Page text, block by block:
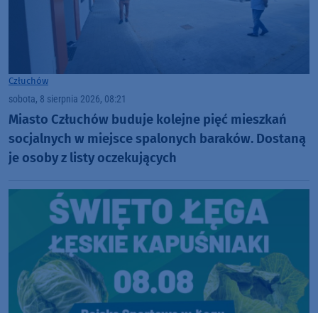
Człuchów
sobota, 8 sierpnia 2026, 08:21
Miasto Człuchów buduje kolejne pięć mieszkań
socjalnych w miejsce spalonych baraków. Dostaną
je osoby z listy oczekujących